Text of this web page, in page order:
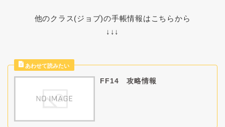
他のクラス(ジョブ)の手帳情報はこちらから
↓↓↓
FF14 攻略情報